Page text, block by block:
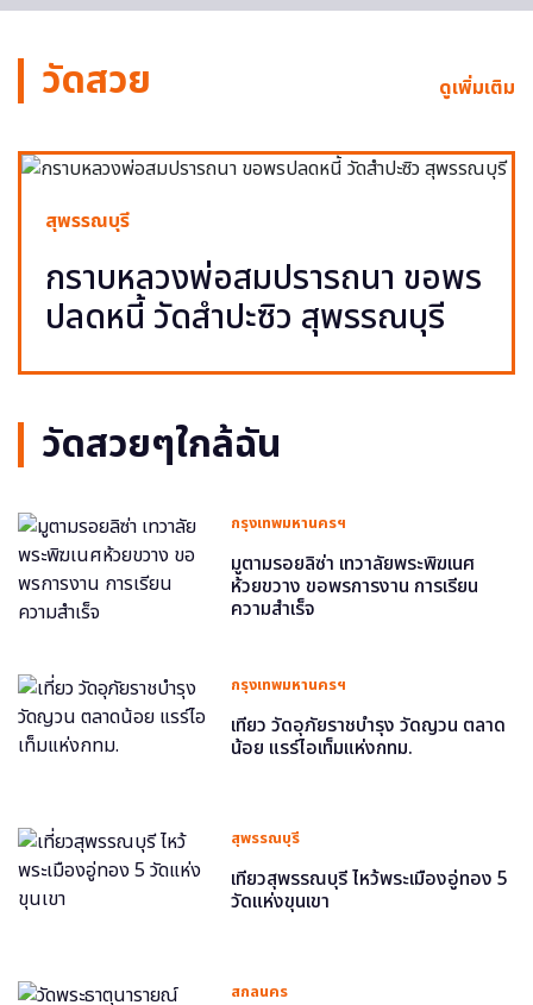
วัดสวย ดูเพิ่มเติม
สุพรรณบุรี
กราบหลวงพ่อสมปรารถนา ขอพร
ปลดหนี้ วัดสำปะซิว สุพรรณบุรี
วัดสวยๆใกล้ฉัน
กรุงเทพมหานครฯ
มูตามรอยลิซ่า เทวาลัยพระพิฆเนศ
ห้วยขวาง ขอพรการงาน การเรียน
ความสำเร็จ
กรุงเทพมหานครฯ
เที่ยว วัดอุภัยราชบำรุง วัดญวน ตลาด
น้อย แรร์ไอเท็มแห่งกทม.
สุพรรณบุรี
เที่ยวสุพรรณบุรี ไหว้พระเมืองอู่ทอง 5
วัดแห่งขุนเขา
สกลนคร